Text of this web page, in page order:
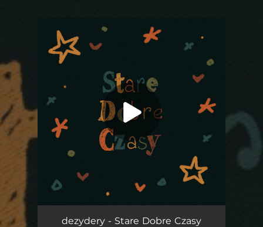
You're all set!
Stare Dobre Czasy 03:00
dezydery - Stare Dobre Czasy